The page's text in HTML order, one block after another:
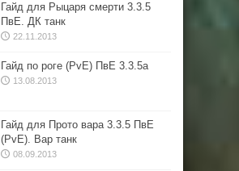
Гайд для Рыцаря смерти 3.3.5
ПвЕ. ДК танк
22.11.2013
Гайд по роге (PvE) ПвЕ 3.3.5а
13.08.2013
Гайд для Прото вара 3.3.5 ПвЕ
(PvE). Вар танк
08.09.2013